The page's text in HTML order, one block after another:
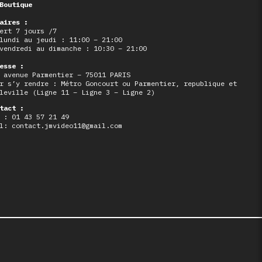
:
7 jours /7
lundi au jeudi : 11:00 – 21:00
au dimanche : 10:30 – 21:00
:
avenue Parmentier – 75011 PARIS
s’y rendre : Métro Goncourt ou Parmentier, republique et
(Ligne 11 – Ligne 3 – Ligne 2)
:
: 01 43 57 21 49
contact.jmvideo11@gmail.com